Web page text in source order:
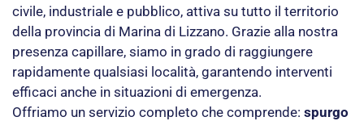
civile, industriale e pubblico, attiva su tutto il territorio
della provincia di Marina di Lizzano. Grazie alla nostra
presenza capillare, siamo in grado di raggiungere
rapidamente qualsiasi località, garantendo interventi
efficaci anche in situazioni di emergenza.
Offriamo un servizio completo che comprende: spurgo